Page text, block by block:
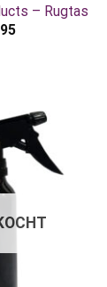
– Rugtas